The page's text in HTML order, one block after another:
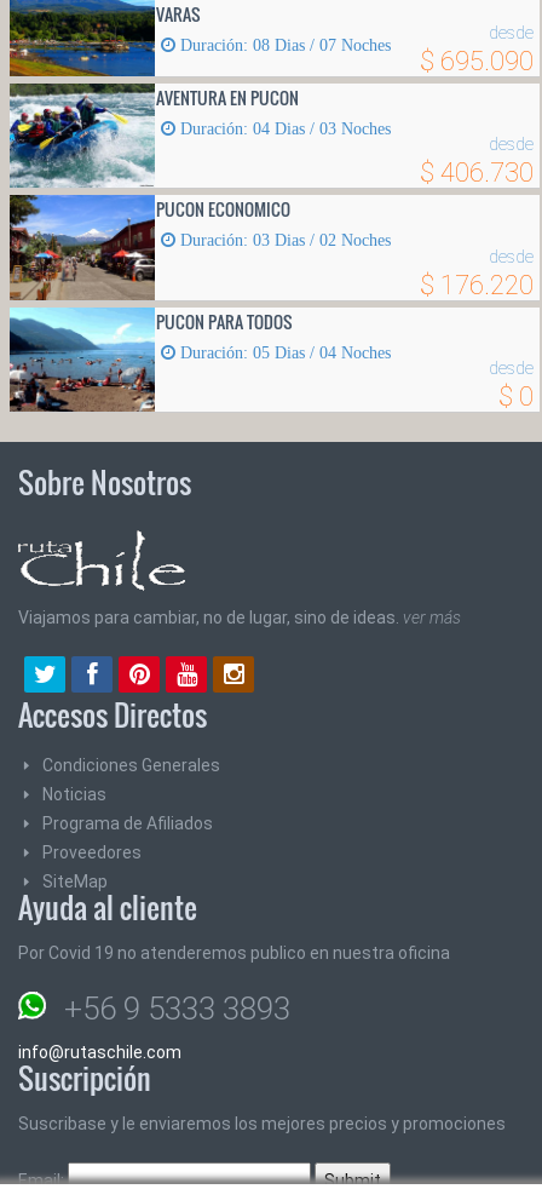
VARAS
Duración: 08 Dias / 07 Noches
desde
$ 695.090
AVENTURA EN PUCON
Duración: 04 Dias / 03 Noches
desde
$ 406.730
PUCON ECONOMICO
Duración: 03 Dias / 02 Noches
desde
$ 176.220
PUCON PARA TODOS
Duración: 05 Dias / 04 Noches
desde
$ 0
Sobre Nosotros
Viajamos para cambiar, no de lugar, sino de ideas. ver más
Accesos Directos
Condiciones Generales
Noticias
Programa de Afiliados
Proveedores
SiteMap
Ayuda al cliente
Por Covid 19 no atenderemos publico en nuestra oficina
+56 9 5333 3893
info@rutaschile.com
Suscripción
Suscribase y le enviaremos los mejores precios y promociones
Email: